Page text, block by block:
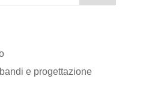
e progettazione